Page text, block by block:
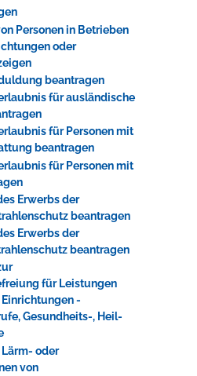
Personen in Betrieben
oder
beantragen
für ausländische
für Personen mit
beantragen
für Personen mit
Erwerbs der
beantragen
Erwerbs der
beantragen
für Leistungen
-
Gesundheits-, Heil-
oder
von